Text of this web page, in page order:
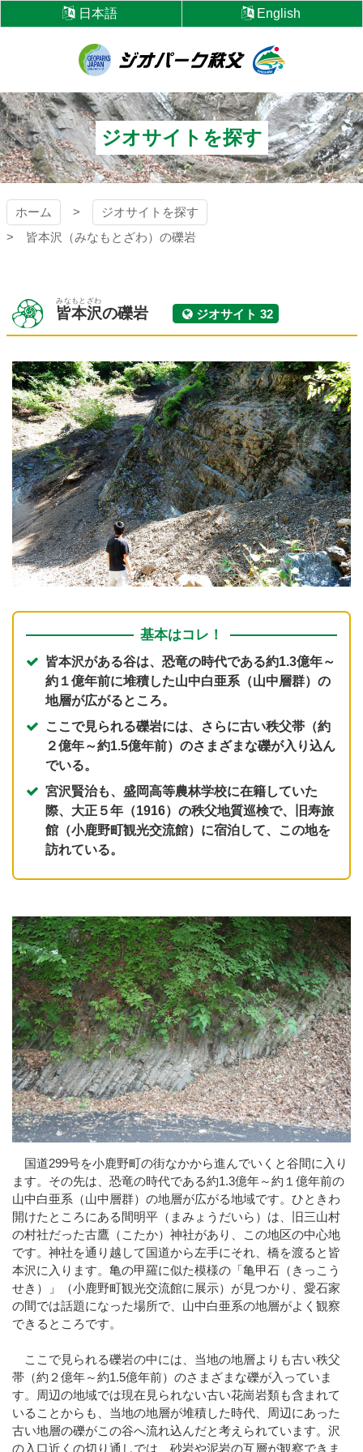
ン
本
文
へ
ス
キ
ッ
プ
日本語 English
ジオパーク秩父
ジオサイトを探す
ホーム
ジオサイトを探す
皆本沢（みなもとざわ）の礫岩
皆本沢
みなもとざわ
の礫岩 ジオサイト 32
基本はコレ！
皆本沢がある谷は、恐竜の時代である約1.3億年～
約１億年前に堆積した山中白亜系（山中層群）の
地層が広がるところ。
ここで見られる礫岩には、さらに古い秩父帯（約
２億年～約1.5億年前）のさまざまな礫が入り込ん
でいる。
宮沢賢治も、盛岡高等農林学校に在籍していた
際、大正５年（1916）の秩父地質巡検で、旧寿旅
館（小鹿野町観光交流館）に宿泊して、この地を
訪れている。
国道299号を小鹿野町の街なかから進んでいくと谷間に入り
ます。その先は、恐竜の時代である約1.3億年～約１億年前の
山中白亜系（山中層群）の地層が広がる地域です。ひときわ
開けたところにある間明平（まみょうだいら）は、旧三山村
の村社だった古鷹（こたか）神社があり、この地区の中心地
です。神社を通り越して国道から左手にそれ、橋を渡ると皆
本沢に入ります。亀の甲羅に似た模様の「亀甲石（きっこう
せき）」（小鹿野町観光交流館に展示）が見つかり、愛石家
の間では話題になった場所で、山中白亜系の地層がよく観察
できるところです。
ここで見られる礫岩の中には、当地の地層よりも古い秩父
帯（約２億年～約1.5億年前）のさまざまな礫が入っていま
す。周辺の地域では現在見られない古い花崗岩類も含まれて
いることからも、当地の地層が堆積した時代、周辺にあった
古い地層の礫がこの谷へ流れ込んだと考えられています。沢
の入口近くの切り通しでは、砂岩や泥岩の互層が観察できま